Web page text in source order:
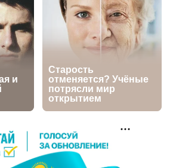
Япония провели совместную
для спасения иены
1 16
6
продолжают расти цены на
5 17